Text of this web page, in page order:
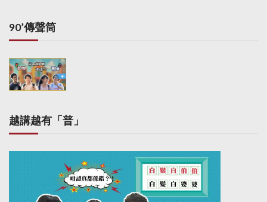
a
t
i
o
n
90’傳聲筒
越講越有「普」